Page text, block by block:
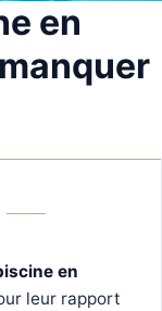
en
en
leur rapport